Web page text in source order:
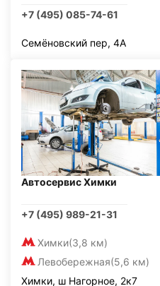
+7 (495) 085-74-61
Семёновский пер, 4А
Автосервис Химки
+7 (495) 989-21-31
Химки(3,8 км)
Левобережная(5,6 км)
Химки, ш Нагорное, 2к7